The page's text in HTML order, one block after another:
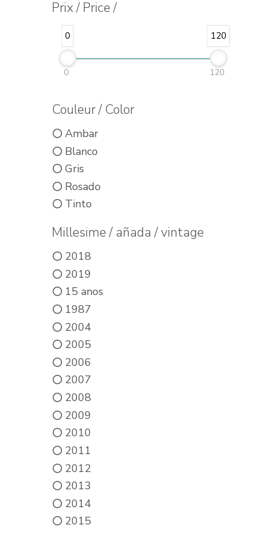
Prix / Price /
0 120
0 120
Couleur / Color
Ambar
Blanco
Gris
Rosado
Tinto
Millesime / añada / vintage
2018
2019
15 anos
1987
2004
2005
2006
2007
2008
2009
2010
2011
2012
2013
2014
2015